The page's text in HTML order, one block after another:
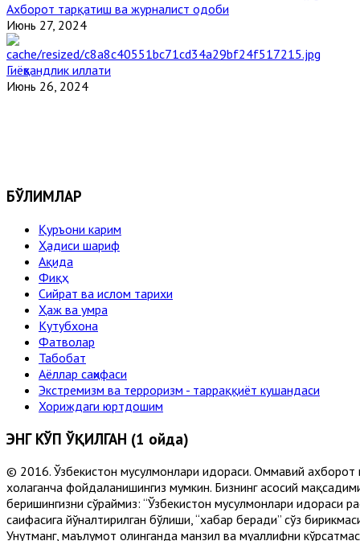
Ахборот тарқатиш ва журналист одоби
Июнь 27, 2024
Гиёҳвандлик иллати
Июнь 26, 2024
БЎЛИМЛАР
Қуръони карим
Ҳадиси шариф
Ақида
Фиқҳ
Сийрат ва ислом тарихи
Ҳаж ва умра
Кутубхона
Фатволар
Табобат
Аёллар саҳифаси
Экстремизм ва терроризм - тарраққиёт кушандаси
Хориждаги юртдошим
ЭНГ КЎП ЎҚИЛГАН (1 ойда)
© 2016. Ўзбекистон мусулмонлари идораси. Оммавий ахборот
хоҳлаганча фойдаланишингиз мумкин. Бизнинг асосий
беришингизни сўраймиз: “Ўзбекистон мусулмонлари идораси
саҳифасига йўналтирилган бўлиши, “хабар беради” сўз
Унутманг, маълумот олинганда манзил ва муаллифни